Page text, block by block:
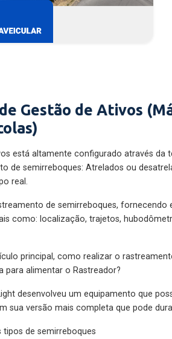
Gestão de Ativos
está altamente configurado através da
de semirreboques: Atrelados ou
real.
de semirreboques, fornecendo
como: localização, trajetos,
principal, como realizar o
para alimentar o Rastreador?
desenvolveu um equipamento que
sua versão mais completa que pode
de semirreboques